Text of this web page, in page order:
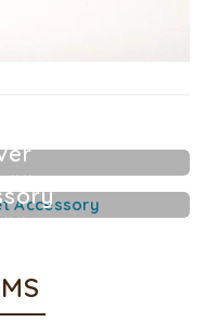
サリー
リー